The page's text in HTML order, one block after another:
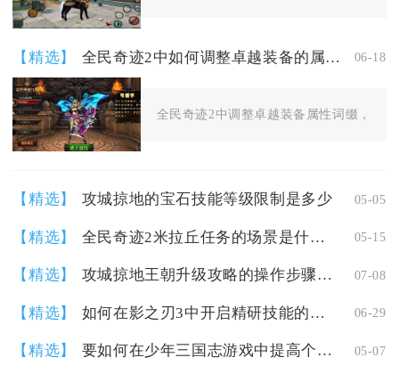
【精选】 全民奇迹2中如何调整卓越装备的属性词缀 06-18
全民奇迹2中调整卓越装备属性词缀，核
【精选】 攻城掠地的宝石技能等级限制是多少 05-05
【精选】 全民奇迹2米拉丘任务的场景是什么样的 05-15
【精选】 攻城掠地王朝升级攻略的操作步骤是什么 07-08
【精选】 如何在影之刃3中开启精研技能的成就 06-29
【精选】 要如何在少年三国志游戏中提高个人战力 05-07